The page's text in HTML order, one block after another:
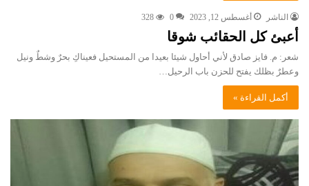
الناشر أغسطس 12, 2023 0
328
أعبئ كل الحقائب شوقا
شعر: م. فايز صادق لأني أحاول شيئا بعيدا من المستحيل فعيناكِ بحرٌ وشطٌ ونيل
وعطرٌ بظلك يفتح للحزن باب الرحيل…
أكمل القراءة »